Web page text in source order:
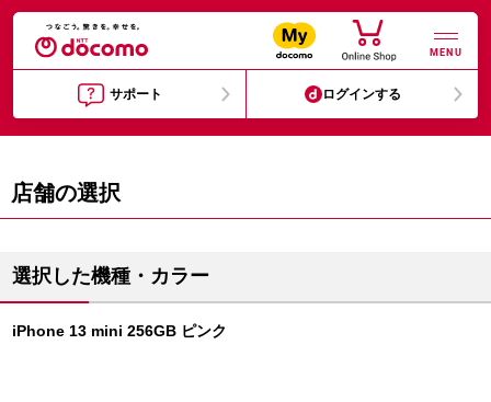
MENU
サポート ログインする
店舗の選択
選択した機種・カラー
iPhone 13 mini 256GB ピンク